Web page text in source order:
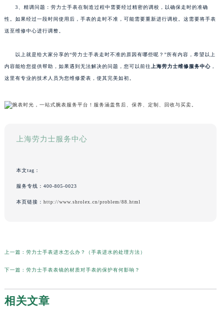
3、精调问题：劳力士手表在制造过程中需要经过精密的调校，以确保走时的准确
性。如果经过一段时间使用后，手表的走时不准，可能需要重新进行调校。这需要将手表
送至维修中心进行调整。
以上就是给大家分享的“劳力士手表走时不准的原因有哪些呢？”所有内容，希望以上
内容能给您提供帮助，如果遇到无法解决的问题，您可以前往 上海劳力士维修服务中心，
这里有专业的技术人员为您维修爱表，使其完美如初。
上海劳力士服务中心
本文tag：
服务专线： 400-805-0023
本页链接： http://www.shrolex.cn/problem/88.html
上一篇： 劳力士手表进水怎么办？（手表进水的处理方法）
下一篇： 劳力士手表表镜的材质对手表的保护有何影响？
相关文章